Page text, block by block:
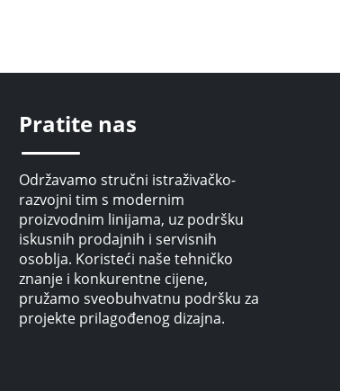
Pratite nas
Održavamo stručni istraživačko-
razvojni tim s modernim
proizvodnim linijama, uz podršku
iskusnih prodajnih i servisnih
osoblja. Koristeći naše tehničko
znanje i konkurentne cijene,
pružamo sveobuhvatnu podršku za
projekte prilagođenog dizajna.